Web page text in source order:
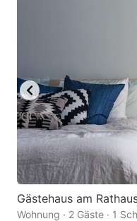
Gästehaus am
Wohnung · 2 Gäste · 1